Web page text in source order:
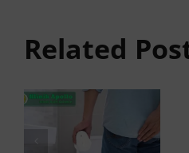
Related
Darah:
Penyebab
dan Kapan
ke Dokter